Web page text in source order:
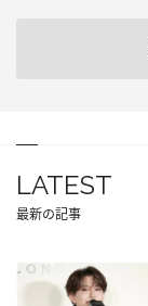
LATEST
最新の記事